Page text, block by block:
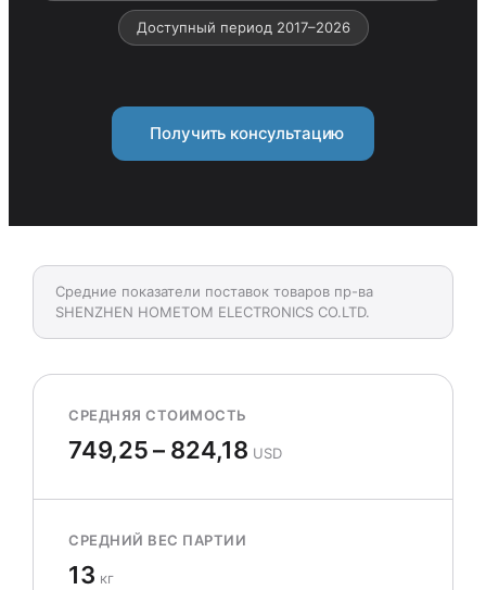
Доступный период 2017–2026
Получить консультацию
Средние показатели поставок товаров пр-ва
SHENZHEN HOMETOM ELECTRONICS CO.LTD.
СРЕДНЯЯ СТОИМОСТЬ
749,25 – 824,18 USD
СРЕДНИЙ ВЕС ПАРТИИ
13 кг